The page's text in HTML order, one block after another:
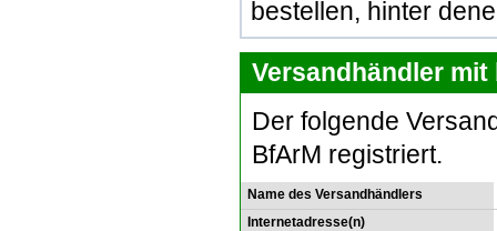
bestellen, hinter
Versandhändler
Der folgende
BfArM registriert.
Name des Versandhändlers
Internetadresse(n)